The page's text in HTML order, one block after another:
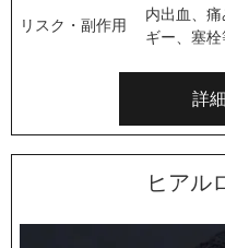
リスク・副作用
内出血、
ギー、塞栓
詳
ヒアル